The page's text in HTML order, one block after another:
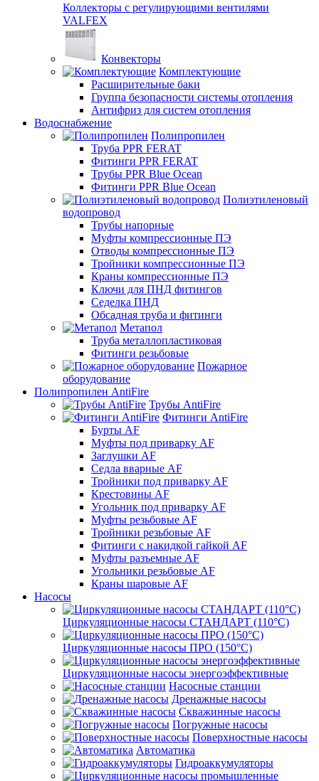
Коллекторы с регулирующими вентилями
VALFEX
Конвекторы
Комплектующие
Расширительные баки
Группа безопасности системы отопления
Антифриз для систем отопления
Водоснабжение
Полипропилен
Труба PPR FERAT
Фитинги PPR FERAT
Трубы PPR Blue Ocean
Фитинги PPR Blue Ocean
Полиэтиленовый
водопровод
Трубы напорные
Муфты компрессионные ПЭ
Отводы компрессионные ПЭ
Тройники компрессионные ПЭ
Краны компрессионные ПЭ
Ключи для ПНД фитингов
Седелка ПНД
Обсадная труба и фитинги
Метапол
Труба металлопластиковая
Фитинги резьбовые
Пожарное
оборудование
Полипропилен AntiFire
Трубы AntiFire
Фитинги AntiFire
Бурты AF
Муфты под приварку AF
Заглушки AF
Седла вварные AF
Тройники под приварку AF
Крестовины AF
Угольник под приварку AF
Муфты резьбовые AF
Тройники резьбовые AF
Фитинги с накидкой гайкой AF
Муфты разъемные AF
Угольники резьбовые AF
Краны шаровые AF
Насосы
Циркуляционные насосы СТАНДАРТ (110°C)
Циркуляционные насосы ПРО (150°C)
Циркуляционные насосы энергоэффективные
Насосные станции
Дренажные насосы
Скважинные насосы
Погружные насосы
Поверхностные насосы
Автоматика
Гидроаккумуляторы